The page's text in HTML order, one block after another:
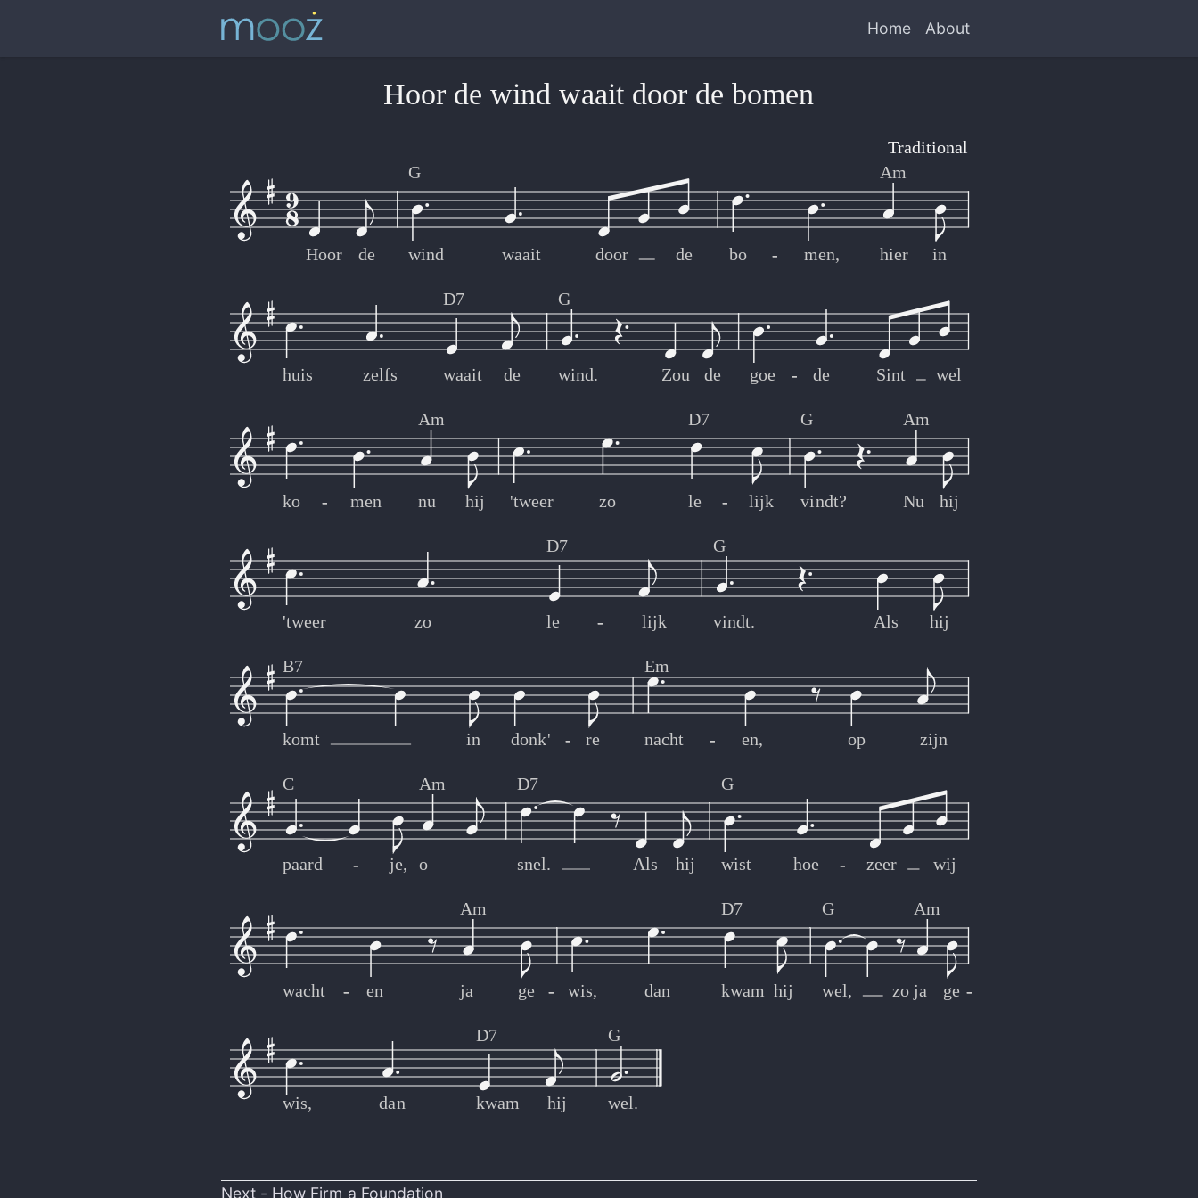
Home About
Hoor de
G
wind waait door de bo men,
Am
hier in
-
-
huis zelfs
D7
waait de
G
wind. Zou de goe de Sint wel
-
-
ko men
Am
nu hij 'tweer zo
D7
le lijk
G
vindt?
Am
Nu hij
- -
- -
'tweer zo
D7
le lijk
G
vindt. Als hij
-
-
B7
komt in donk' re
Em
nacht en, op zijn
- -
- -
C
paard je,
Am
o
D7
snel. Als hij
G
wist hoe zeer wij
- -
- -
wacht en
Am
ja ge wis, dan
D7
kwam hij
G
wel, zo
Am
ja ge
- - -
- - -
wis, dan
D7
kwam hij
G
wel.
Hoor de wind waait door de bomen
Traditional
Next - How Firm a Foundation